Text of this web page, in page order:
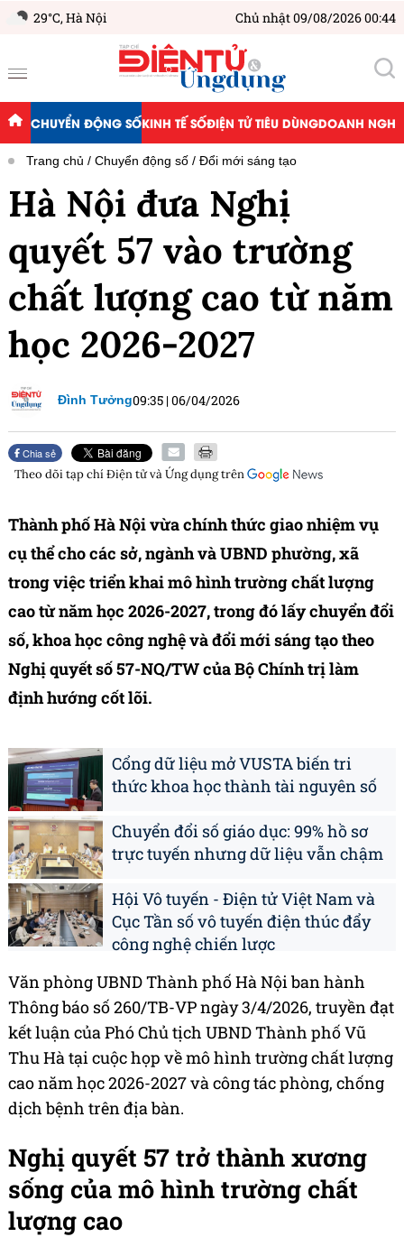
29°C,Hà Nội Chủ nhật 09/08/2026 00:44
CHUYỂN ĐỘNG SỐKINH TẾ SỐĐIỆN TỬ TIÊU DÙNGDOANH
Trang chủ Chuyển động số Đổi mới sáng tạo
Hà Nội đưa Nghị
quyết 57 vào trường
chất lượng cao từ năm
học 2026-2027
Đình Tưởng09:35 |06/04/2026
Chia sẻ
Theo dõi tạp chíĐiện tử và Ứng dụngtrên
Thành phố Hà Nội vừa chính thức giao nhiệm vụ
cụ thể cho các sở, ngành và UBND phường, xã
trong việc triển khai mô hình trường chất lượng
cao từ năm học 2026-2027, trong đó lấy chuyển đổi
số, khoa học công nghệ và đổi mới sáng tạo theo
Nghị quyết số 57-NQ/TW của Bộ Chính trị làm
định hướng cốt lõi.
Cổng dữ liệu mở VUSTA biến tri
thức khoa học thành tài nguyên số
Chuyển đổi số giáo dục: 99% hồ sơ
trực tuyến nhưng dữ liệu vẫn chậm
Hội Vô tuyến - Điện tử Việt Nam và
Cục Tần số vô tuyến điện thúc đẩy
công nghệ chiến lược
Văn phòng UBND Thành phố Hà Nội ban hành
Thông báo số 260/TB-VP ngày 3/4/2026, truyền đạt
kết luận của Phó Chủ tịch UBND Thành phố Vũ
Thu Hà tại cuộc họp về mô hình trường chất lượng
cao năm học 2026-2027 và công tác phòng, chống
dịch bệnh trên địa bàn.
Nghị quyết 57 trở thành xương
sống của mô hình trường chất
lượng cao